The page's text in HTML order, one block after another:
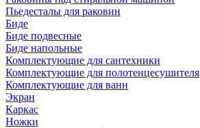
Пьедесталы для раковин
Биде
Биде подвесные
Биде напольные
Комплектующие для сантехники
Комплектующие для полотенцесушителя
Комплектующие для ванн
Экран
Каркас
Ножки